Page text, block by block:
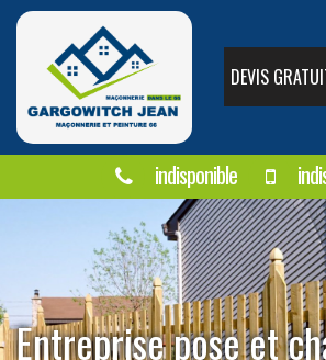
DEVIS
indisponible
Entreprise pose et